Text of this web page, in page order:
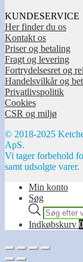
KUNDESERVICE
Her finder du os
Kontakt os
Priser og betaling
Fragt og levering
Fortrydelsesret og
Handelsvilkår og
Privatlivspolitik
Cookies
CSR og miljø
© 2018-2025
ApS.
Vi tager forbehold
samt udsolgte varer.
Min konto
Søg
Products
search
Indkøbskurv 0